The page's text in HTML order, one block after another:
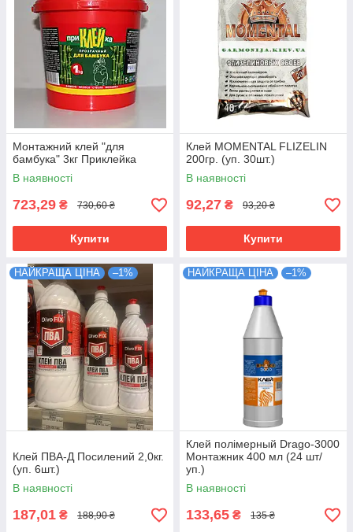
Монтажний клей "для
бамбука" 3кг Приклейка
В наявності
723,29 ₴ 730,60 ₴
Купити
Клей MOMENTAL FLIZELIN
200гр. (уп. 30шт.)
В наявності
92,27 ₴ 93,20 ₴
Купити
НАЙКРАЩА ЦІНА –1%
Клей ПВА-Д Посилений 2,0кг.
(уп. 6шт.)
В наявності
187,01 ₴ 188,90 ₴
НАЙКРАЩА ЦІНА –1%
Клей полімерный Drago-3000
Монтажник 400 мл (24 шт/
уп.)
В наявності
133,65 ₴ 135 ₴